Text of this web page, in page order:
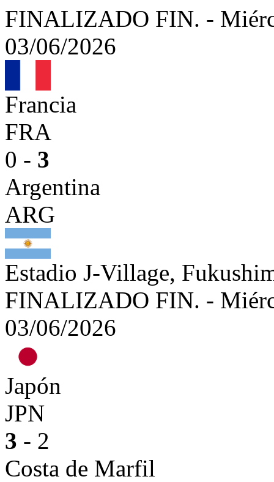
FINALIZADO FIN. -
03/06/2026
Francia
FRA
0 - 3
Argentina
ARG
Estadio J-Village,
FINALIZADO FIN. -
03/06/2026
Japón
JPN
3 - 2
Costa de Marfil